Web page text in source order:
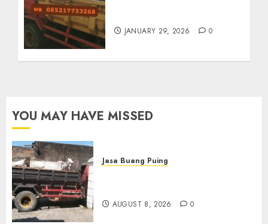
JANUARY 29, 2026 0
YOU MAY HAVE MISSED
Jasa Buang Puing
AUGUST 8, 2026 0